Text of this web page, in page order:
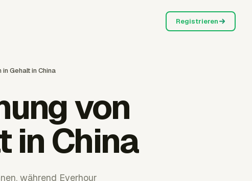
Registrieren
Gehalt in China
von
in China
während Everhour